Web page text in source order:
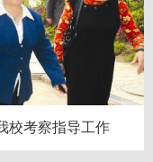
校考察指导工作